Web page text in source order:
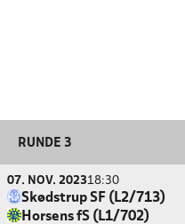
RUNDE 3
07. NOV. 202318:30
Skødstrup SF (L2/713)
Horsens fS (L1/702)